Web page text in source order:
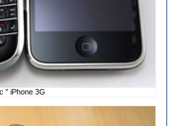
” iPhone 3G